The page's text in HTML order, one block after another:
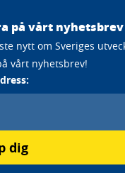
Nyhets och
på vårt nyhetsbrev
nytt om Sveriges
vårt nyhetsbrev!
dig